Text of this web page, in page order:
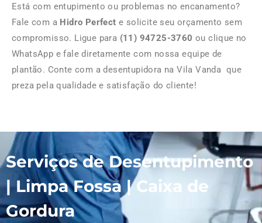
Está com entupimento ou problemas no encanamento?
Fale com a Hidro Perfect e solicite seu orçamento sem
compromisso. Ligue para (11) 94725-3760 ou clique no
WhatsApp e fale diretamente com nossa equipe de
plantão. Conte com a desentupidora na Vila Vanda que
preza pela qualidade e satisfação do cliente!
Serviços de Desentupimento
| Limpa Fossa | Caixa de
Gordura